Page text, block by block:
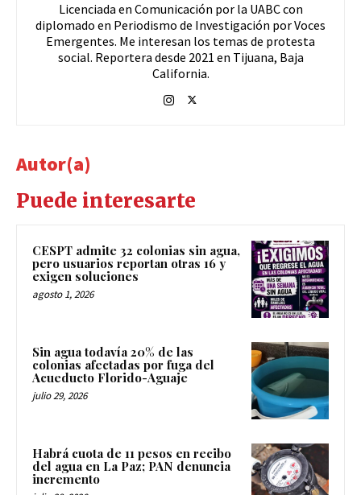
Licenciada en Comunicación por la UABC con
diplomado en Periodismo de Investigación por Voces
Emergentes. Me interesan los temas de protesta
social. Reportera desde 2021 en Tijuana, Baja
California.
Autor(a)
Puede interesarte
CESPT admite 32 colonias sin agua,
pero usuarios reportan otras 16 y
exigen soluciones
agosto 1, 2026
Sin agua todavía 20% de las
colonias afectadas por fuga del
Acueducto Florido-Aguaje
julio 29, 2026
Habrá cuota de 11 pesos en recibo
del agua en La Paz; PAN denuncia
incremento